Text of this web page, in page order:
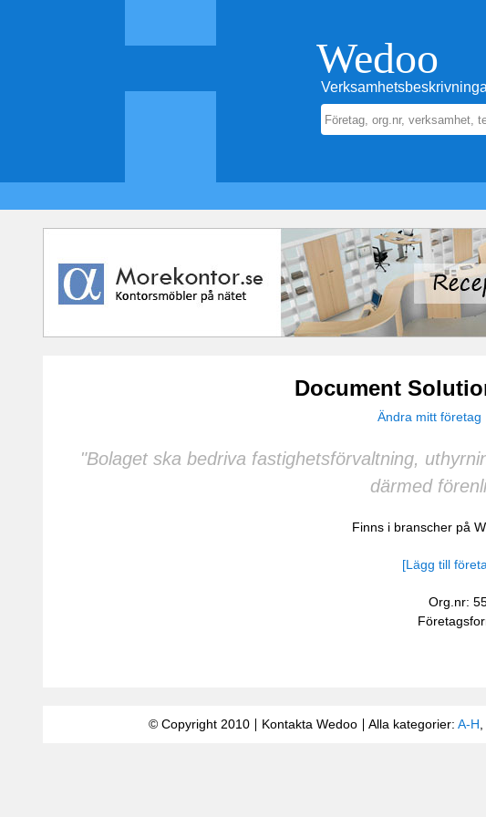
Wedoo
Document
Ändra mitt företag
"Bolaget ska bedriva fastighetsförvaltning,
därmed
Finns i branscher på
[Lägg till
Org.nr:
© Copyright 2010 Kontakta Wedoo Alla kategorier: A-H